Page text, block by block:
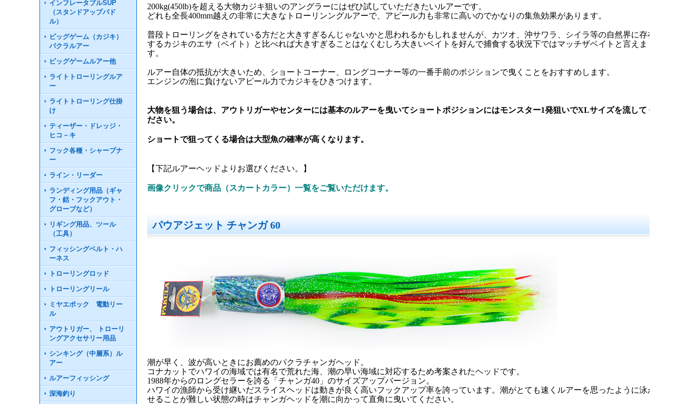
インフレータブルSUP
（スタンドアップパド
ル）
ビッグゲーム（カジキ）
パクラルアー
ビッグゲームルアー他
ライトトローリングルア
ー
ライトトローリング仕掛
け
ティーザー・ドレッジ・
ヒコ－キ
フック各種・シャープナ
ー
ライン・リーダー
ランディング用品（ギャ
フ・銛・フックアウト・
グローブなど）
リギング用品、ツール
（工具）
フィッシングベルト・ハ
ーネス
トローリングロッド
トローリングリール
ミヤエポック 電動リー
ル
アウトリガー、 トローリ
ングアクセサリー用品
シンキング（中層系）ル
アー
ルアーフィッシング
深海釣り
200kg(450lb)を超える大物カジキ狙いのアングラーにはぜひ試していただきたいルアーです。
どれも全長400mm越えの非常に大きなトローリンングルアーで、アピール力も非常に高いのでかなりの集魚効果があります。
普段トローリングをされている方だと大きすぎるんじゃないかと思われるかもしれませんが、カツオ、沖サワラ、シイラ等の自然界に存在
するカジキのエサ（ベイト）と比べれば大きすぎることはなくむしろ大きいベイトを好んで捕食する状況下ではマッチザベイトと言えま
す。
ルアー自体の抵抗が大きいため、ショートコーナー、ロングコーナー等の一番手前のポジションで曳くことをおすすめします。
エンジンの泡に負けないアピール力でカジキをひきつけます。
大物を狙う場合は、アウトリガーやセンターには基本のルアーを曳いてショートポジションにはモンスター1発狙いでXLサイズを流してく
ださい。
ショートで狙ってくる場合は大型魚の確率が高くなります。
【下記ルアーヘッドよりお選びください。】
画像クリックで商品（スカートカラー）一覧をご覧いただけます。
パウアジェット チャンガ 60
潮が早く、波が高いときにお薦めのパクラチャンガヘッド。
コナカットでハワイの海域では有名で荒れた海、潮の早い海域に対応するため考案されたヘッドです。
1988年からのロングセラーを誇る「チャンガ40」のサイズアップバージョン。
ハワイの漁師から受け継いだスライスヘッドは動きが良く高いフックアップ率を誇っています。潮がとても速くルアーを思ったように泳が
せることが難しい状態の時はチャンガヘッドを潮に向かって直角に曳いてください。